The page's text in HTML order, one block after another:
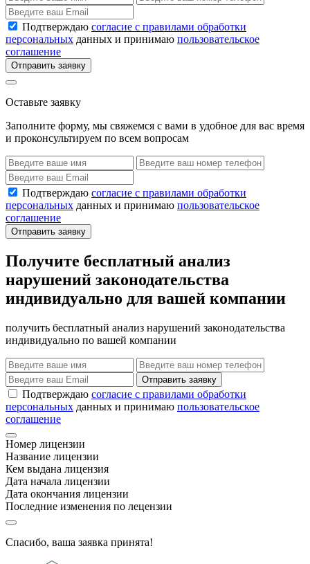
Подтверждаю согласие с правилами обработки
персональных данных и принимаю пользовательское
соглашение
Отправить заявку
Оставьте заявку
Заполните форму, мы свяжемся с вами в удобное для вас время
и проконсультируем по всем вопросам
Подтверждаю согласие с правилами обработки
персональных данных и принимаю пользовательское
соглашение
Отправить заявку
Получите бесплатный анализ
нарушений законодательства
индивидуально для вашей компании
получить бесплатный анализ нарушений законодательства
индивидуально по вашей компании
Отправить заявку
Подтверждаю согласие с правилами обработки
персональных данных и принимаю пользовательское
соглашение
Номер лицензии
Название лицензии
Кем выдана лицензия
Дата начала лицензии
Дата окончания лицензии
Последние изменения по лецензии
Спасибо, ваша заявка принята!